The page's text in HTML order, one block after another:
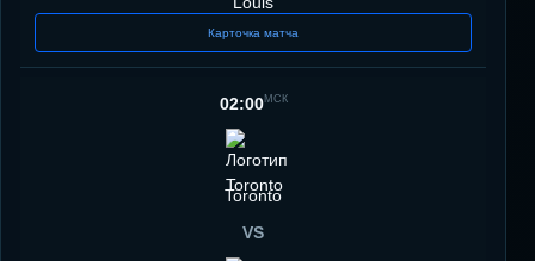
Карточка матча
02:00МСК
Toronto
VS